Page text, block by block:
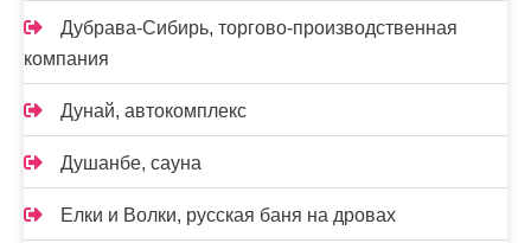
Дубрава-Сибирь, торгово-производственная
компания
Дунай, автокомплекс
Душанбе, сауна
Елки и Волки, русская баня на дровах